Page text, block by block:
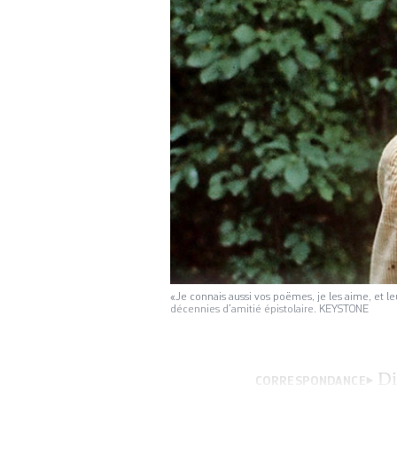
«Je connais aussi vos poëmes, je les aime, et
décennies d’amitié épistolaire. KEYSTONE
CORRESPONDANCE